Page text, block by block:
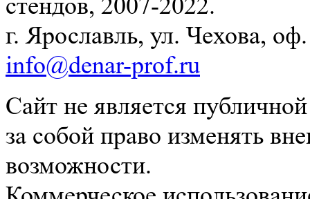
стендов, 2007-2022.
г. Ярославль, ул. Чехова,
info@denar-prof.ru
Сайт не является
за собой право изменять
возможности.